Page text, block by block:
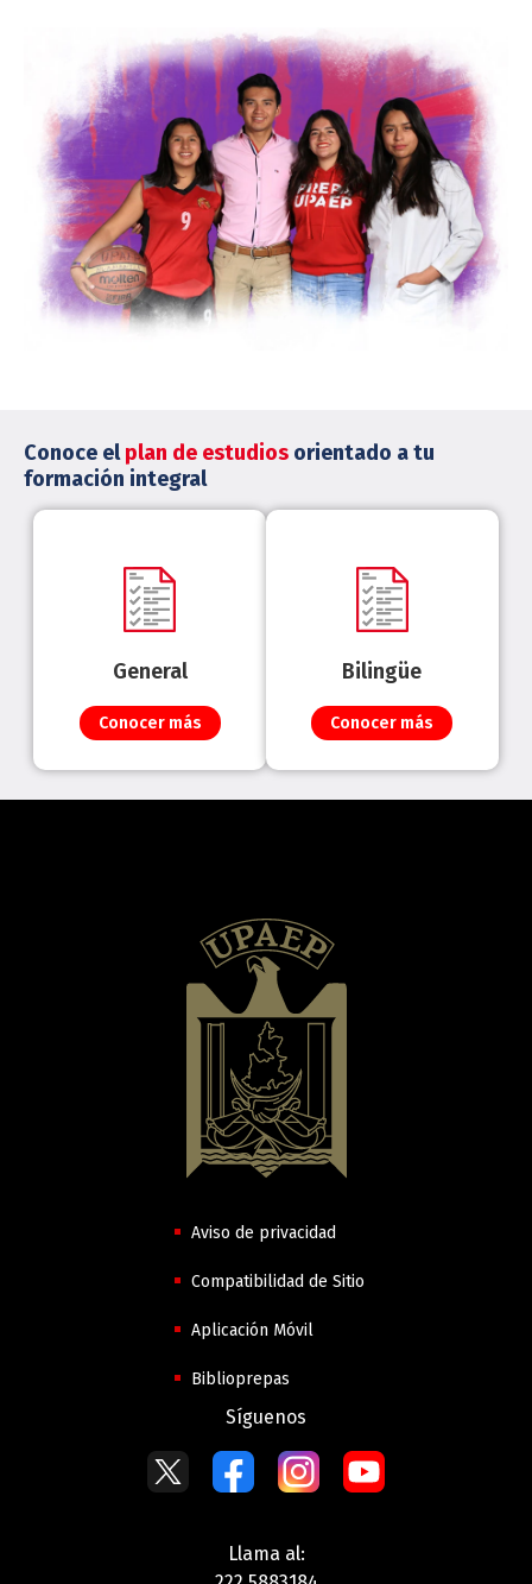
Conoce elplan de estudios orientado a tu
formación integral
General
Conocer más
Bilingüe
Conocer más
Aviso de privacidad
Compatibilidad de Sitio
Aplicación Móvil
Biblioprepas
Síguenos
Llama al: